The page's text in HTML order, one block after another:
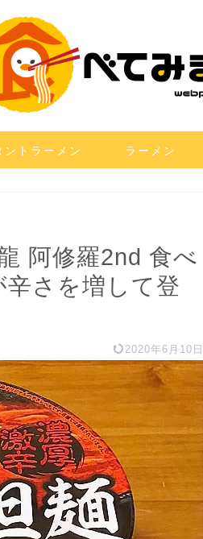
ントラーメン ラーメン
阿修羅2nd 食べ
さを増して登
2020年6月10日